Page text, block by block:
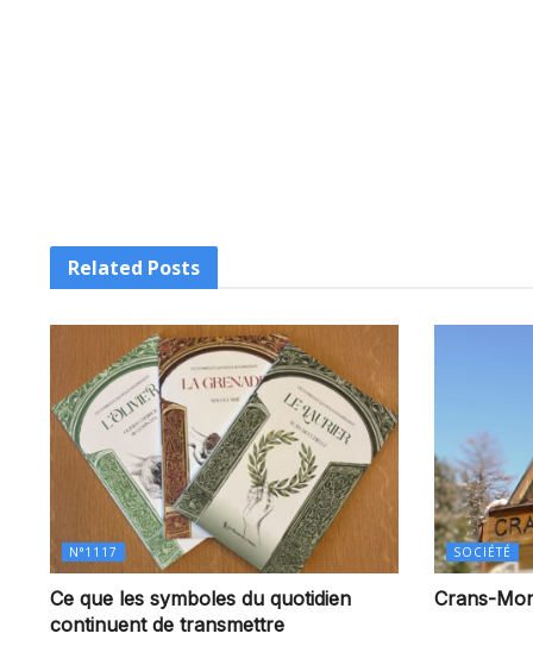
Related Posts
N°1117
Ce que les symboles du quotidien
continuent de transmettre
SOCIÉTÉ
Crans-